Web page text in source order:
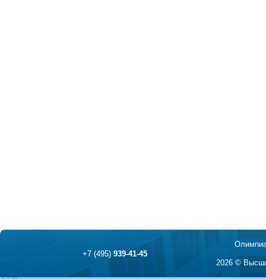
+7 (495)939-41-45
2026 ©